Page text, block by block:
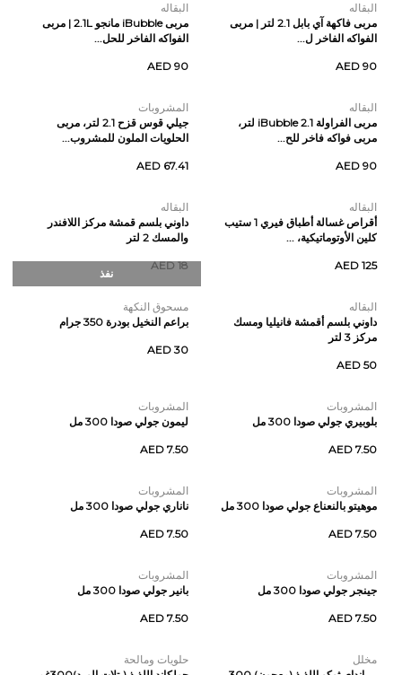
البقاله
مربى فاكهة آي بابل 2.1 لتر | مربى
الفواكه الفاخر ل...
AED 90
البقاله
مربى iBubble مانجو 2.1L | مربى
الفواكه الفاخر للحل...
AED 90
البقاله
مربى الفراولة iBubble 2.1 لتر،
مربى فواكه فاخر للح...
AED 90
المشروبات
جيلي قوس قزح 2.1 لتر، مربى
الحلويات الملون للمشروب...
AED 67.41
البقاله
أقراص غسالة أطباق فيري 1 ستيب
كلين الأوتوماتيكية، ...
AED 125
البقاله
داوني بلسم قمشة مركز اللافندر
والمسك 2 لتر
AED 18
البقاله
داوني بلسم أقمشة فانيليا ومسك
مركز 3 لتر
AED 50
نفذ
مسحوق النكهة
براعم النخيل بودرة 350 جرام
AED 30
المشروبات
بلوبيري جولي صودا 300 مل
AED 7.50
المشروبات
ليمون جولي صودا 300 مل
AED 7.50
المشروبات
موهيتو بالنعناع جولي صودا 300 مل
AED 7.50
المشروبات
ناناري جولي صودا 300 مل
AED 7.50
المشروبات
جينجر جولي صودا 300 مل
AED 7.50
المشروبات
بانير جولي صودا 300 مل
AED 7.50
مخلل
حلويات ومالحة